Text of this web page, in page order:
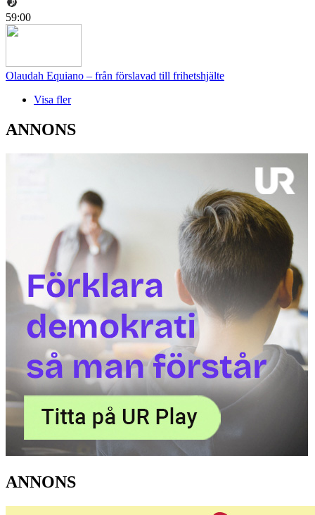
59:00
Olaudah Equiano – från förslavad till frihetshjälte
Visa fler
ANNONS
ANNONS